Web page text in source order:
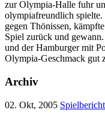
zur Olympia-Halle fuhr
olympiafreundlich spielte.
gegen Thönissen,
Spiel zurück und
und der Hamburger mit
Olympia-Geschmack gut
Archiv
02. Okt, 2005